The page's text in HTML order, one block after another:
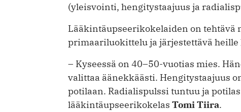
(yleisvointi, hengitystaajuus ja
Lääkintäupseerikokelaiden on tehtävä
primaariluokittelu ja järjestettävä
– Kyseessä on 40–50-vuotias mies.
valittaa äänekkäästi. Hengitystaajuus
potilaan. Radialispulssi tuntuu ja
lääkintäupseerikokelas Tomi Tiira.